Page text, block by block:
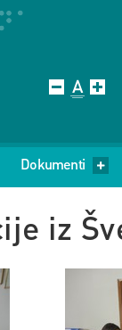
Dokumenti
iz